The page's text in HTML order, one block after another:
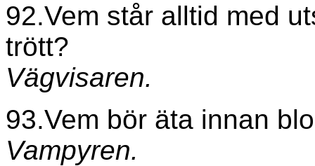
92.Vem står alltid med
trött?
Vägvisaren.
93.Vem bör äta innan
Vampyren.